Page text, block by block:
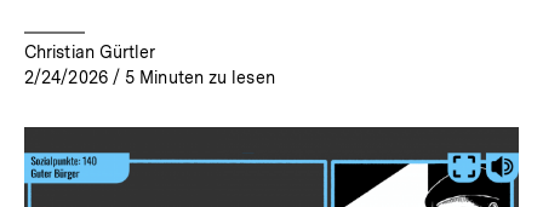
Christian Gürtler
2/24/2026 / 5 Minuten zu lesen